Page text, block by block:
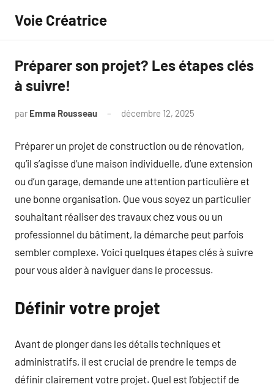
contenu
Voie Créatrice
Préparer son projet? Les étapes clés
à suivre!
par Emma Rousseau décembre 12, 2025
Préparer un projet de construction ou de rénovation,
qu’il s’agisse d’une maison individuelle, d’une extension
ou d’un garage, demande une attention particulière et
une bonne organisation. Que vous soyez un particulier
souhaitant réaliser des travaux chez vous ou un
professionnel du bâtiment, la démarche peut parfois
sembler complexe. Voici quelques étapes clés à suivre
pour vous aider à naviguer dans le processus.
Définir votre projet
Avant de plonger dans les détails techniques et
administratifs, il est crucial de prendre le temps de
définir clairement votre projet. Quel est l’objectif de